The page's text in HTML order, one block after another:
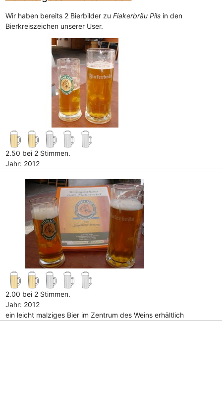
Wir haben bereits 2 Bierbilder zu Fiakerbräu Pilsin den
Bierkreiszeichen unserer User.
2.50 bei 2 Stimmen.
Jahr: 2012
2.00 bei 2 Stimmen.
Jahr: 2012
ein leicht malziges Bier im Zentrum des Weins erhältlich